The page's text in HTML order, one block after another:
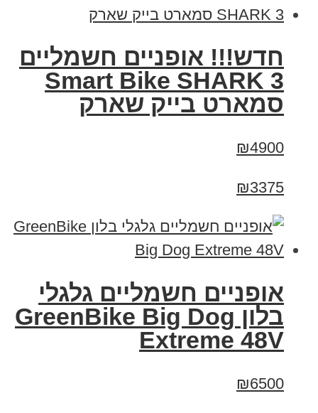
חדש!!! אופניים חשמליים
Smart Bike SHARK 3
סמארט בייק שארק
₪4900
₪3375
אופניים חשמליים גלגלי
בלון GreenBike Big Dog
Extreme 48V
₪6500